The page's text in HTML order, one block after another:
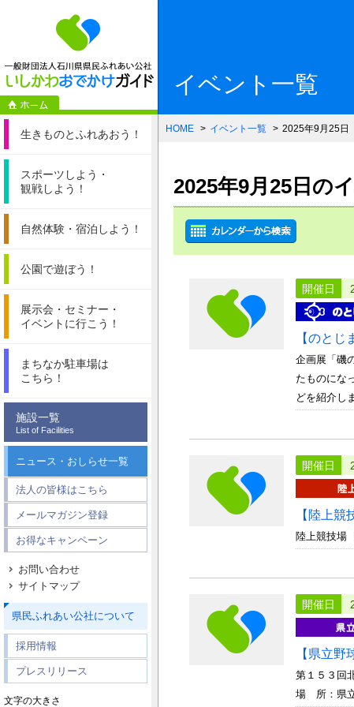
一般財団法人
生きものとふれあおう！
スポーツしよう・
観戦しよう！
自然体験・ 宿泊しよう！
公園で遊ぼう！
展示会・セミナー・
イベントに行こう！
まちなか駐車場は
こちら！
施設一覧
List of Facilities
ニュース・おしらせ一覧
法人の皆様はこちら
メールマガジン登録
お得なキャンペーン
お問い合わせ
サイトマップ
県民ふれあい公社について
採用情報
プレスリリース
文字の大きさ
イベント一覧
HOME イベント一覧 2025年9月25日
2025年9月25日の
開催日
【のとじ
企画展「磯
たものにな
どを紹介し
開催日
【陸上
陸上競技
開催日
【県立
第１５３回
場 所：県